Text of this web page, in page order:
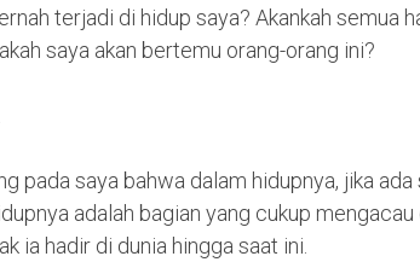
terjadi di hidup saya? Akankah semua
saya akan bertemu orang-orang ini?
pada saya bahwa dalam hidupnya, jika
adalah bagian yang cukup
ia hadir di dunia hingga saat ini.